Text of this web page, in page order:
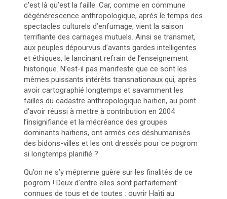
c’est là qu’est la faille. Car, comme en commune
dégénérescence anthropologique, après le temps des
spectacles culturels d’enfumage, vient la saison
terrifiante des carnages mutuels. Ainsi se transmet,
aux peuples dépourvus d’avants gardes intelligentes
et éthiques, le lancinant refrain de l’enseignement
historique. N’est-il pas manifeste que ce sont les
mêmes puissants intérêts transnationaux qui, après
avoir cartographié longtemps et savamment les
failles du cadastre anthropologique haïtien, au point
d’avoir réussi à mettre à contribution en 2004
l’insignifiance et la mécréance des groupes
dominants haïtiens, ont armés ces déshumanisés
des bidons-villes et les ont dressés pour ce pogrom
si longtemps planifié ?
Qu’on ne s’y méprenne guère sur les finalités de ce
pogrom ! Deux d’entre elles sont parfaitement
connues de tous et de toutes : ouvrir Haïti au